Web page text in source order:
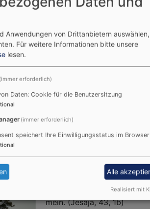
-
2025
Braun
Fürchte Dich nicht, denn
ich habe Dich erlöst; ich
habe Dich bei deinem
Namen gerufen. Du bist
mein. (Jesaja, 43, 1b)
Anwendungen von Drittanbietern auswählen,
Für weitere Informationen bitte unsere
lesen.
(immer erforderlich)
Daten: Cookie für die Benutzersitzung
(immer erforderlich)
speichert Ihre Einwilligungsstatus im Browser
Alle
Realisiert mit